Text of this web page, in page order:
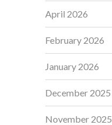
April 2026
February 2026
January 2026
December 2025
November 2025